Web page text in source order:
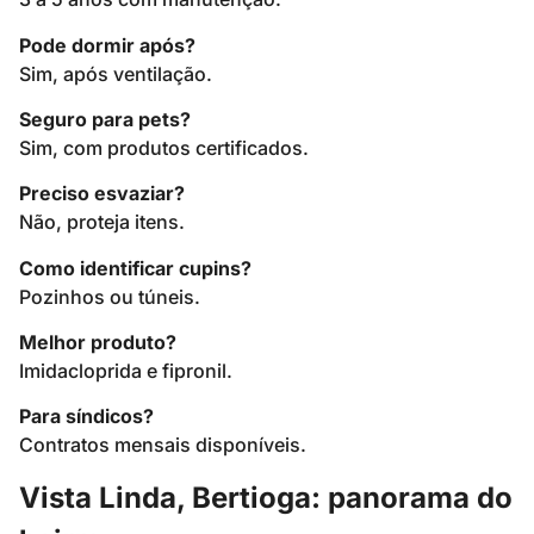
Pode dormir após?
Sim, após ventilação.
Seguro para pets?
Sim, com produtos certificados.
Preciso esvaziar?
Não, proteja itens.
Como identificar cupins?
Pozinhos ou túneis.
Melhor produto?
Imidacloprida e fipronil.
Para síndicos?
Contratos mensais disponíveis.
Vista Linda, Bertioga: panorama do